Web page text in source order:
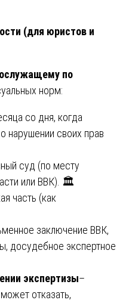
(для юристов и
по
норм:
со дня, когда
нарушении своих прав
суд (по месту
или ВВК). 🏛️
часть (как
заключение ВВК,
досудебное экспертное
экспертизы–
отказать,